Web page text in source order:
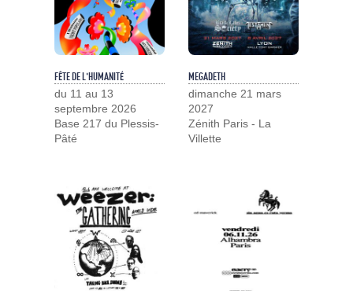
FÊTE DE L'HUMANITÉ
du 11 au 13
septembre 2026
Base 217 du Plessis-
Pâté
MEGADETH
dimanche 21 mars
2027
Zénith Paris - La
Villette